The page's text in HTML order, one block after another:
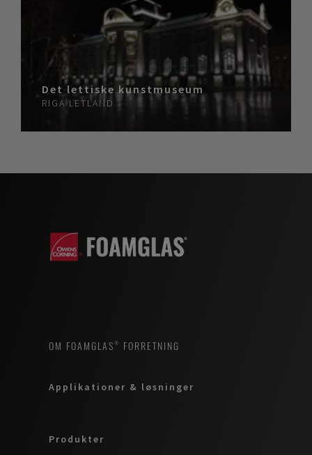
Det lettiske kunstmuseum
RIGA LETLAND
OM FOAMGLAS® FORRETNING
Applikationer & løsninger
Produkter